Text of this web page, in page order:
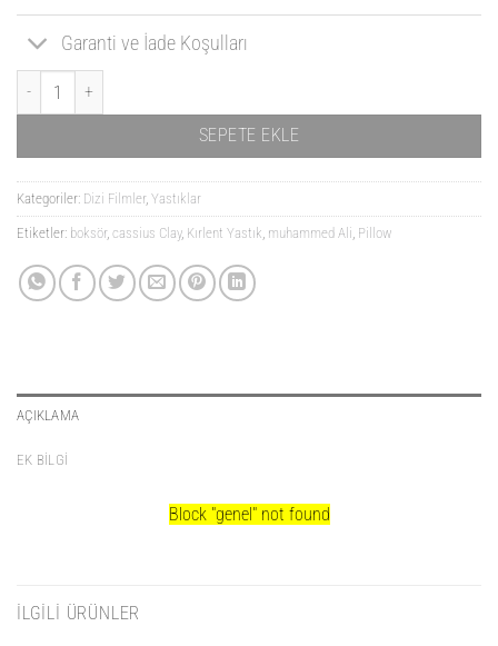
Garanti ve İade Koşulları
Yastık - Muhammed Ali 03 adet
SEPETE EKLE
Kategoriler: Dizi Filmler, Yastıklar
Etiketler: boksör, cassius Clay, Kırlent Yastık, muhammed Ali, Pillow
AÇIKLAMA
EK BILGI
Block "genel"not found
İLGILI ÜRÜNLER